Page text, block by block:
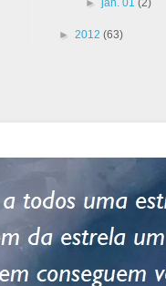
► 2012 (63)